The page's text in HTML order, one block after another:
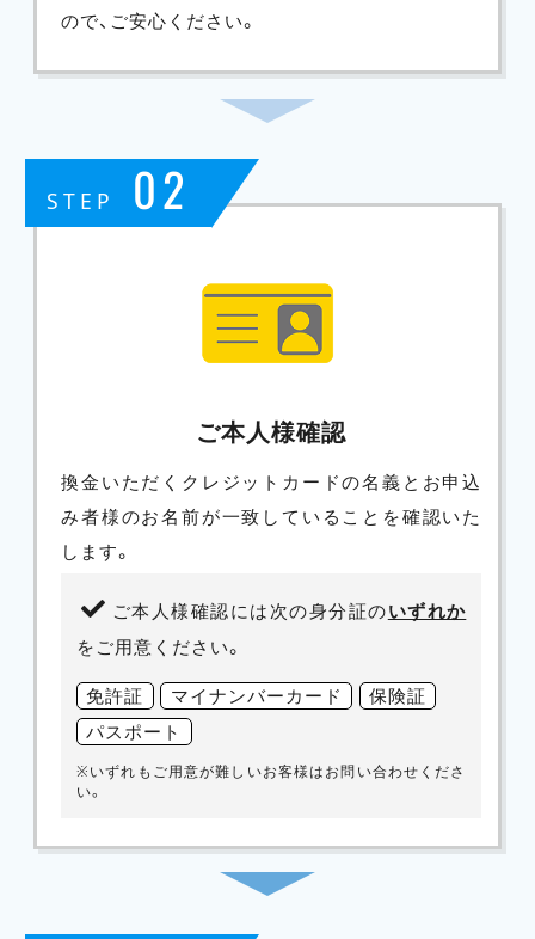
ので、ご安心ください。
STEP 02
ご本人様確認
換金いただくクレジットカードの名義とお申込
み者様のお名前が一致していることを確認いた
します。
ご本人様確認には次の身分証のいずれか
をご用意ください。
免許証 マイナンバーカード
保険証
パスポート
※いずれもご用意が難しいお客様はお問い合わせくださ
い。